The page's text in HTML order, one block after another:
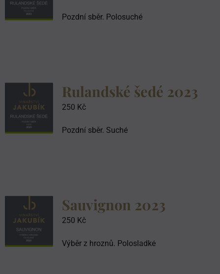
Pozdní sběr. Polosuché
Rulandské šedé 2023
250 Kč
Pozdní sběr. Suché
Sauvignon 2023
250 Kč
Výběr z hroznů. Polosladké